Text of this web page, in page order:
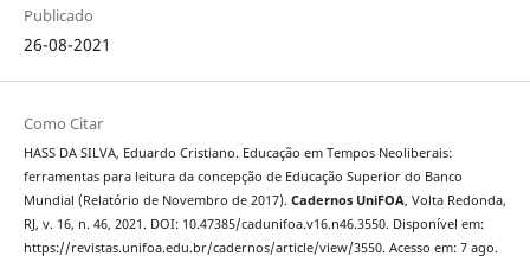
Publicado
26-08-2021
Como Citar
HASS DA SILVA, Eduardo Cristiano. Educação em Tempos Neoliberais:
ferramentas para leitura da concepção de Educação Superior do Banco
Mundial (Relatório de Novembro de 2017). Cadernos UniFOA, Volta Redonda,
RJ, v. 16, n. 46, 2021. DOI: 10.47385/cadunifoa.v16.n46.3550. Disponível em:
https://revistas.unifoa.edu.br/cadernos/article/view/3550. Acesso em: 7 ago.